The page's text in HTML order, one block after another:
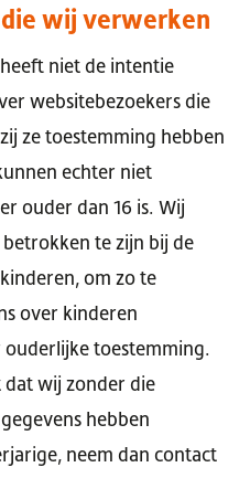
wij verwerken
niet de intentie
websitebezoekers die
ze toestemming hebben
echter niet
ouder dan 16 is. Wij
te zijn bij de
om zo te
over kinderen
toestemming.
wij zonder die
hebben
neem dan contact